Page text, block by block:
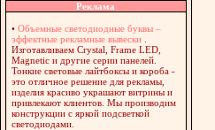
Реклама
• Объемные светодиодные буквы –
эффектные рекламные вывески
Изготавливаем Crystal, Frame LED,
Magnetic и другие серии панелей.
Тонкие световые лайтбоксы и короба -
это отличное решение для рекламы,
изделия красиво украшают витрины и
привлекают клиентов. Мы производим
конструкции с яркой подсветкой
светодиодами.